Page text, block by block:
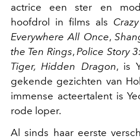
actrice een ster en
hoofdrol in films als
Everywhere All Once,
the Ten Rings, Police Story
Tiger, Hidden Dragon, is
gekende gezichten van
immense acteertalent is
rode loper.
Al sinds haar eerste